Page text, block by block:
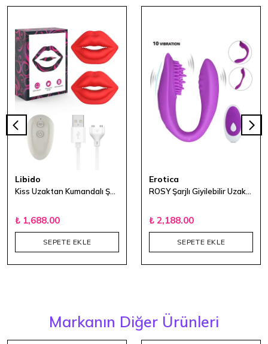
Libido
₺ 1,688.00
SEPETE EKLE
Erotica
₺ 2,188.00
SEPETE EKLE
Markanın Diğer Ürünleri